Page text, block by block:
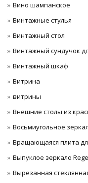
Вино шампанское
Винтажные стулья
Винтажный стол
Винтажный сундучок
Винтажный шкаф
Витрина
витрины
Внешние столы из
Восьмиугольное
Вращающаяся плита
Выпуклое зеркало
Вырезанная